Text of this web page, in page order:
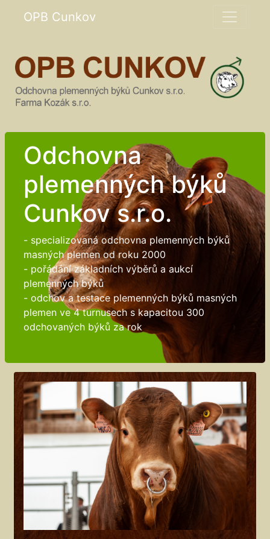
OPB Cunkov
Odchovna
plemenných býků
Cunkov s.r.o.
- specializovaná odchovna plemenných býků
masných plemen od roku 2000
- pořádání základních výběrů a aukcí
plemenných býků
- odchov a testace plemenných býků masných
plemen ve 4 turnusech s kapacitou 300
odchovaných býků za rok